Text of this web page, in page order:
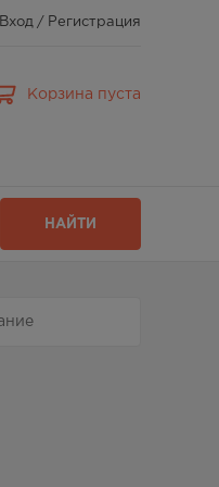
Вход / Регистрация
Корзина пуста
НАЙТИ